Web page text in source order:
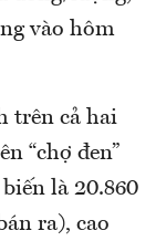
vào hôm
trên cả hai
“chợ đen”
là 20.860
ra), cao